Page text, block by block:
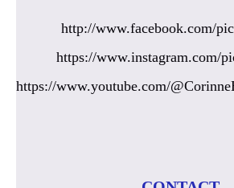
http://www.facebook.com/
https://www.instagram.com/
https://www.youtube.com/